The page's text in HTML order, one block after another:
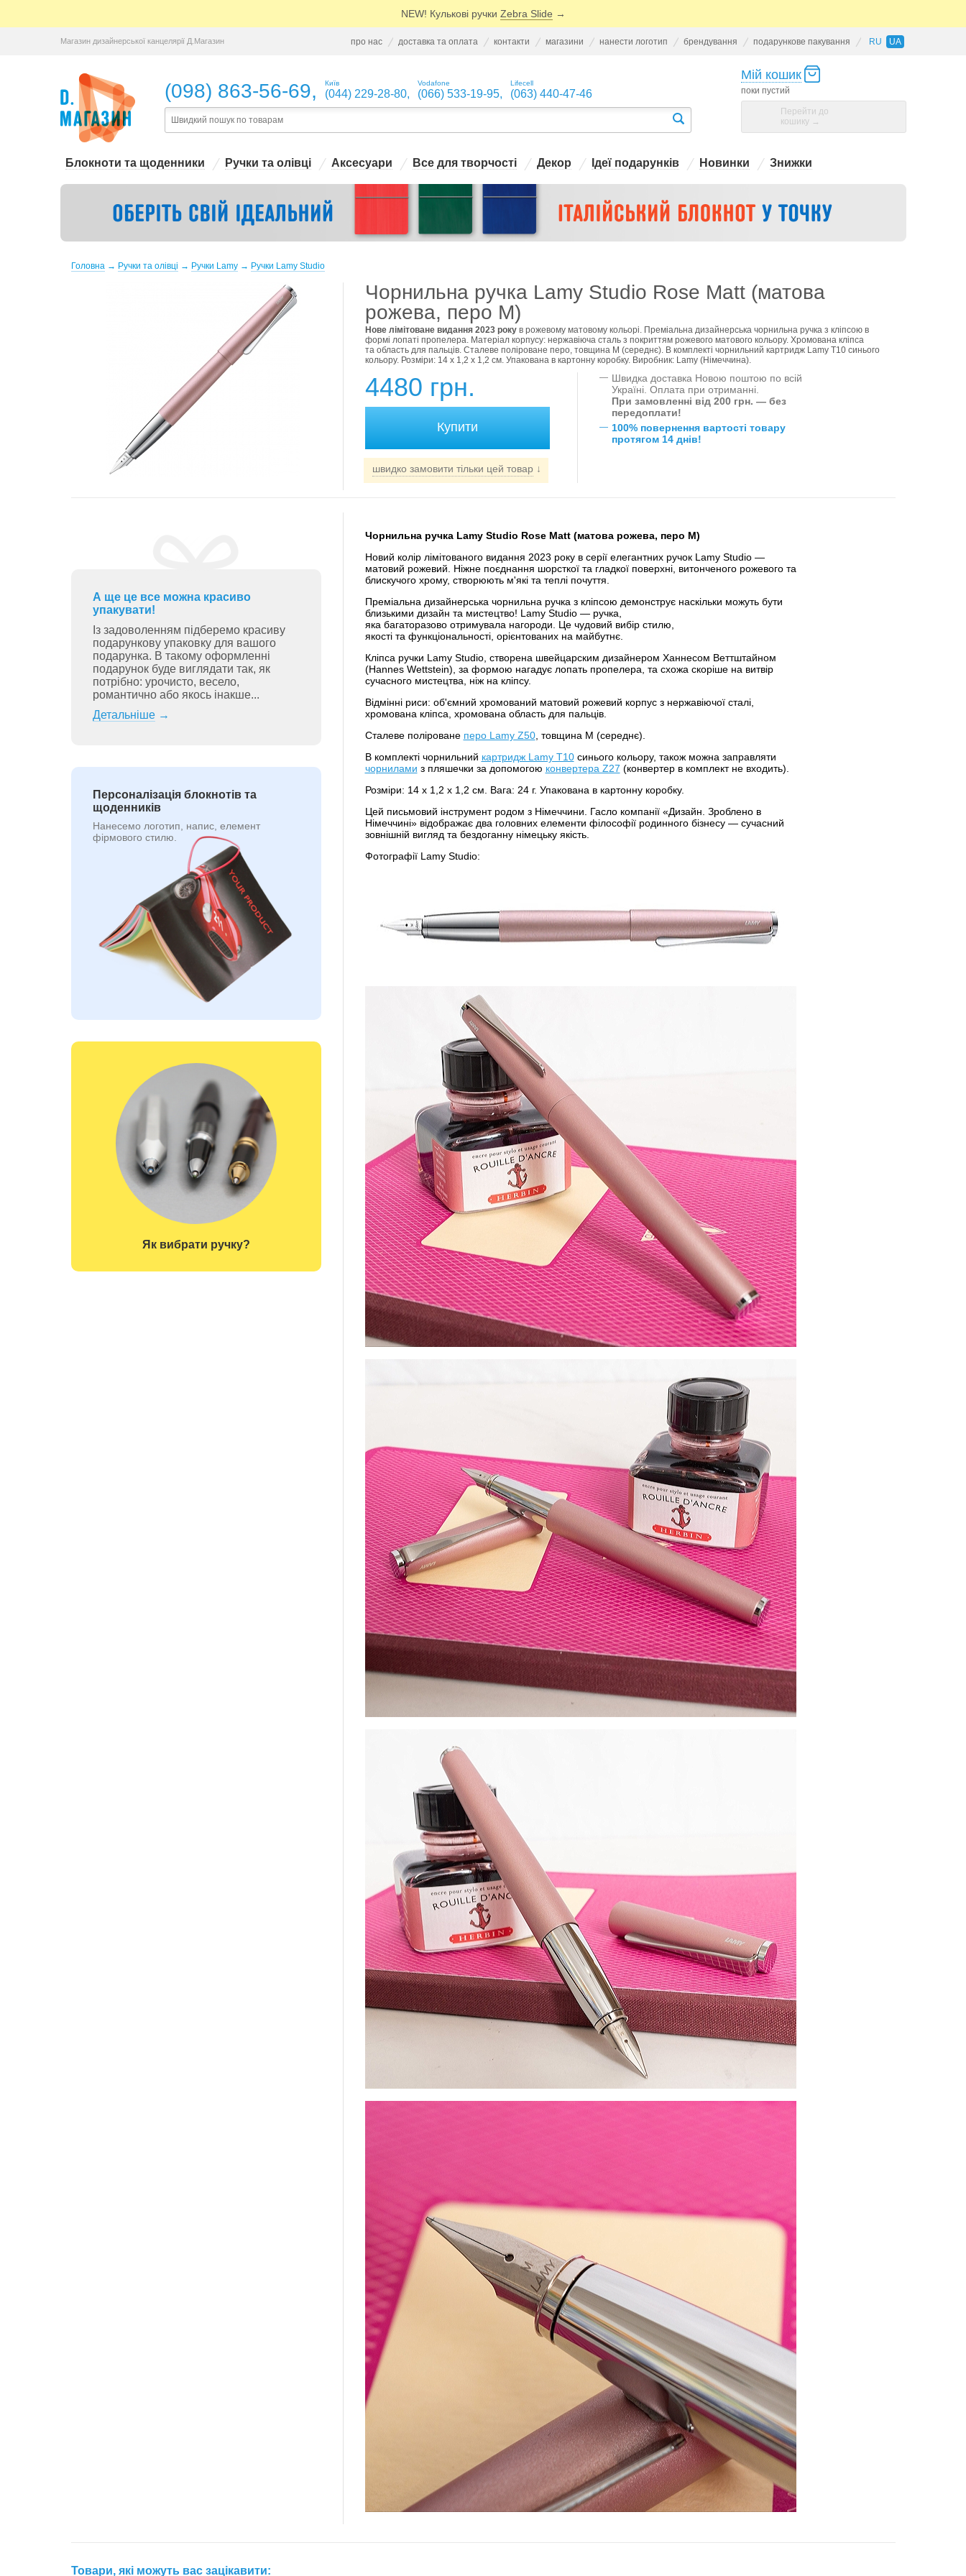
NEW! Кулькові ручки Zebra Slide →
Магазин дизайнерської канцелярії Д.Магазин про нас доставка та оплата контакти магазини нанести логотип брендування подарункове пакування RU UA
(098) 863-56-69, Київ
(044) 229-28-80,
Vodafone
(066) 533-19-95,
Lifecell
(063) 440-47-46
Мій кошик
поки пустий
Перейти до
кошику →
Блокноти та щоденники Ручки та олівці Аксесуари Все для творчості Декор Ідеї подарунків Новинки Знижки
Головна → Ручки та олівці → Ручки Lamy → Ручки Lamy Studio
Чорнильна ручка Lamy Studio Rose Matt (матова
рожева, перо M)
Нове лімітоване видання 2023 року в рожевому матовому кольорі. Преміальна дизайнерська чорнильна ручка з кліпсою в
формі лопаті пропелера. Матеріал корпусу: нержавіюча сталь з покриттям рожевого матового кольору. Хромована кліпса
та область для пальців. Сталеве поліроване перо, товщина M (середнє). В комплекті чорнильний картридж Lamy Т10 синього
кольору. Розміри: 14 х 1,2 х 1,2 см. Упакована в картонну коробку. Виробник: Lamy (Німеччина).
4480 грн.
швидко замовити тільки цей товар↓
— Швидка доставка Новою поштою по всій
Україні. Оплата при отриманні.
При замовленні від 200 грн. — без
передоплати!
— 100% повернення вартості товару
протягом 14 днів!
А ще це все можна красиво
упакувати!
Із задоволенням підберемо красиву
подарункову упаковку для вашого
подарунка. В такому оформленні
подарунок буде виглядати так, як
потрібно: урочисто, весело,
романтично або якось інакше...
Детальніше→
Персоналізація блокнотів та
щоденників
Нанесемо логотип, напис, елемент
фірмового стилю.
Як вибрати ручку?
Чорнильна ручка Lamy Studio Rose Matt (матова рожева, перо M)
Новий колір лімітованого видання 2023 року в серії елегантних ручок Lamy Studio —
матовий рожевий. Ніжне поєднання шорсткої та гладкої поверхні, витонченого рожевого та
блискучого хрому, створюють м'які та теплі почуття.
Преміальна дизайнерська чорнильна ручка з кліпсою демонструє наскільки можуть бути
близькими дизайн та мистецтво! Lamy Studio — ручка,
яка багаторазово отримувала нагороди. Це чудовий вибір стилю,
якості та функціональності, орієнтованих на майбутнє.
Кліпса ручки Lamy Studio, створена швейцарским дизайнером Ханнесом Веттштайном
(Hannes Wettstein), за формою нагадує лопать пропелера, та схожа скоріше на витвір
сучасного мистецтва, ніж на кліпсу.
Відмінні риси: об'ємний хромований матовий рожевий корпус з нержавіючої сталі,
хромована кліпса, хромована область для пальців.
Сталеве поліроване перо Lamy Z50, товщина M (середнє).
В комплекті чорнильний картридж Lamy Т10синього кольору, також можна заправляти
чорнилами з пляшечки за допомогою конвертера Z27 (конвертер в комплект не входить).
Розміри: 14 х 1,2 х 1,2 см. Вага: 24 г. Упакована в картонну коробку.
Цей письмовий інструмент родом з Німеччини. Гасло компанії «Дизайн. Зроблено в
Німеччині» відображає два головних елементи філософії родинного бізнесу — сучасний
зовнішній вигляд та бездоганну німецьку якість.
Фотографії Lamy Studio:
Товари, які можуть вас зацікавити: